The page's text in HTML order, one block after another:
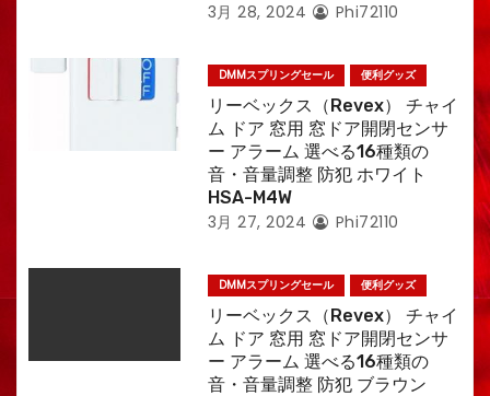
3月 28, 2024 Phi72110
DMMスプリングセール 便利グッズ
リーベックス（Revex） チャイ
ム ドア 窓用 窓ドア開閉センサ
ー アラーム 選べる16種類の
音・音量調整 防犯 ホワイト
HSA-M4W
3月 27, 2024 Phi72110
DMMスプリングセール 便利グッズ
リーベックス（Revex） チャイ
ム ドア 窓用 窓ドア開閉センサ
ー アラーム 選べる16種類の
音・音量調整 防犯 ブラウン